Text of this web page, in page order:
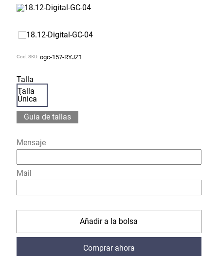
Cod. SKU: ogc-157-RYJZ1
Talla
Talla
Única
Guía de tallas
Mensaje
Mail
comprar
comprar